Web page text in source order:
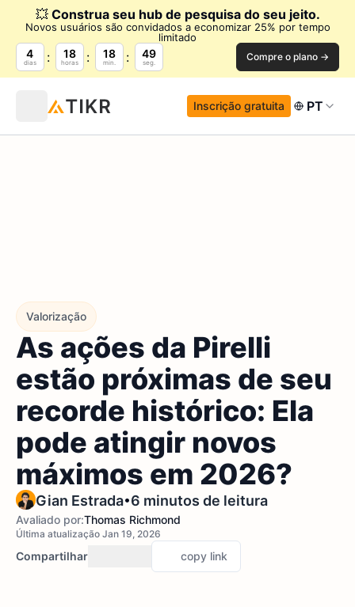
💥 Construa seu hub de pesquisa do seu jeito.
Novos usuários são convidados a economizar 25% por tempo
limitado
4
dias
18
horas
18
min.
48
seg. Compre o plano →
Inscrição gratuita PT
Valorização
As ações da Pirelli
estão próximas de seu
recorde histórico: Ela
pode atingir novos
máximos em 2026?
Gian Estrada•6 minutos de leitura
Avaliado por:Thomas Richmond
Última atualização Jan 19, 2026
Compartilhar copy link